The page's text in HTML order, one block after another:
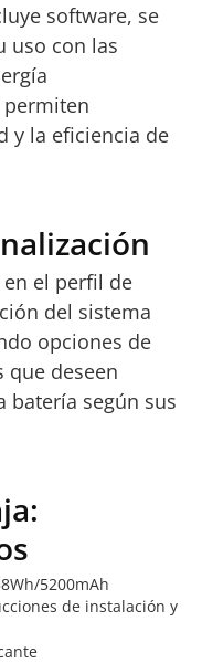
software, se
uso con las
y la eficiencia de
el perfil de
del sistema
opciones de
que deseen
batería según sus
5200mAh
de instalación y